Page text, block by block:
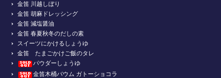
金笛 川越しぼり
金笛 胡麻ドレッシング
金笛 減塩醤油
金笛 春夏秋冬のだしの素
スイーツにかけるしょうゆ
金笛 たまごかけご飯のタレ
パウダーしょうゆ
金笛木桶バウム ガトーショコラ